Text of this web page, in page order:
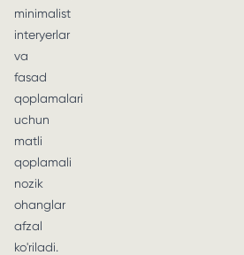
minimalist
interyerlar
va
fasad
qoplamalari
uchun
matli
qoplamali
nozik
ohanglar
afzal
ko'riladi.